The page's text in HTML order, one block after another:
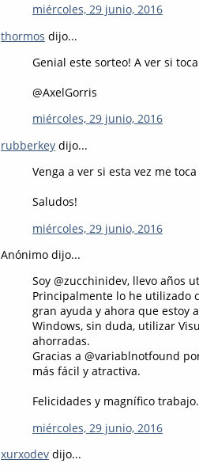
miércoles, 29 junio, 2016
thormos dijo...
Genial este sorteo! A ver si
@AxelGorris
miércoles, 29 junio, 2016
rubberkey dijo...
Venga a ver si esta vez me
Saludos!
miércoles, 29 junio, 2016
Anónimo dijo...
Soy @zucchinidev, llevo años
Principalmente lo he utilizado
gran ayuda y ahora que estoy
Windows, sin duda, utilizar
ahorradas.
Gracias a @variablnotfound
más fácil y atractiva.
Felicidades y magnífico trabajo.
miércoles, 29 junio, 2016
xurxodev dijo...